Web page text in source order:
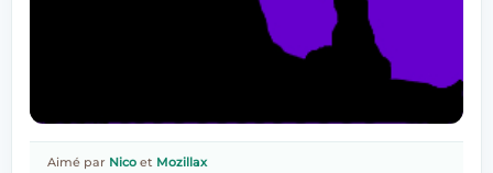
Aimé par Nico et Mozillax